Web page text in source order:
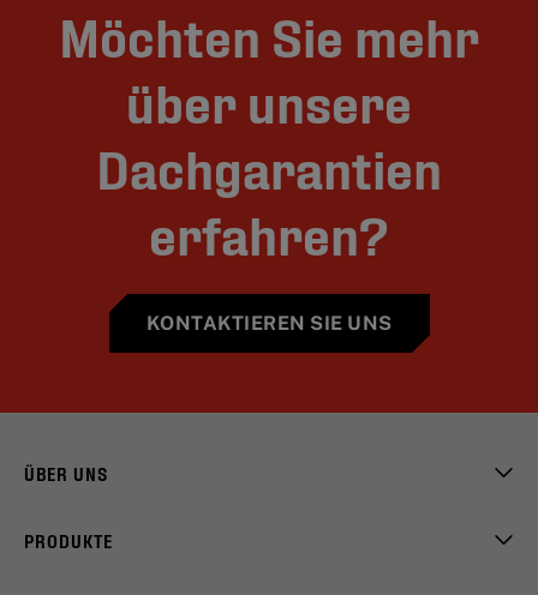
Möchten Sie mehr
über unsere
Dachgarantien
erfahren?
KONTAKTIEREN SIE UNS
ÜBER UNS
PRODUKTE